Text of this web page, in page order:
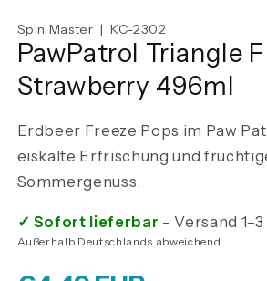
Spin Master | KC-2302
PawPatrol Triangle
Strawberry 496ml
Erdbeer Freeze Pops im Paw
eiskalte Erfrischung und
Sommergenuss.
✓ Sofort lieferbar – Versand
Außerhalb Deutschlands abweichend.